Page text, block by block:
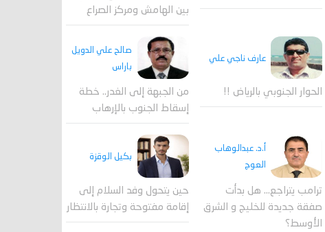
بين الهامش ومركز الصراع
عارف ناجي علي
الحوار الجنوبي بالرياض !!
صالح علي الدويل
باراس
من الجبهة إلى الغدر.. خطة
إسقاط الجنوب بالإرهاب
أ.د. عبدالوهاب
العوج
ترامب يتراجع... هل بدأت
صفقة جديدة للخليج و الشرق
الأوسط؟
بكيل الوقزة
حين يتحول وفد السلام إلى
إقامة مفتوحة وتجارة بالانتظار